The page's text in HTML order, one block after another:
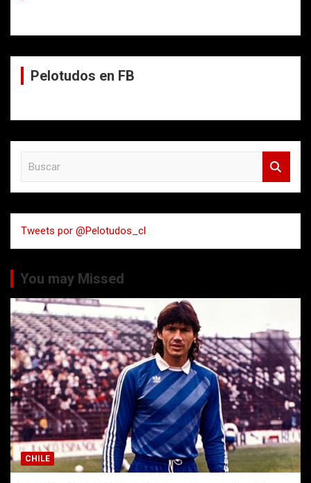
Pelotudos en FB
a
r
Tweets por @Pelotudos_cl
You may Missed
CHILE